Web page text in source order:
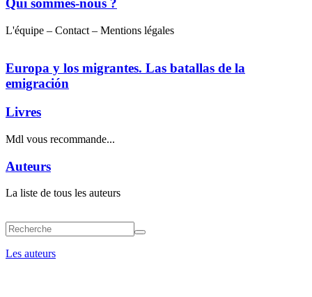
Qui sommes-nous ?
L'équipe – Contact – Mentions légales
Europa y los migrantes. Las batallas de la
emigración
Livres
Mdl vous recommande...
Auteurs
La liste de tous les auteurs
Les auteurs